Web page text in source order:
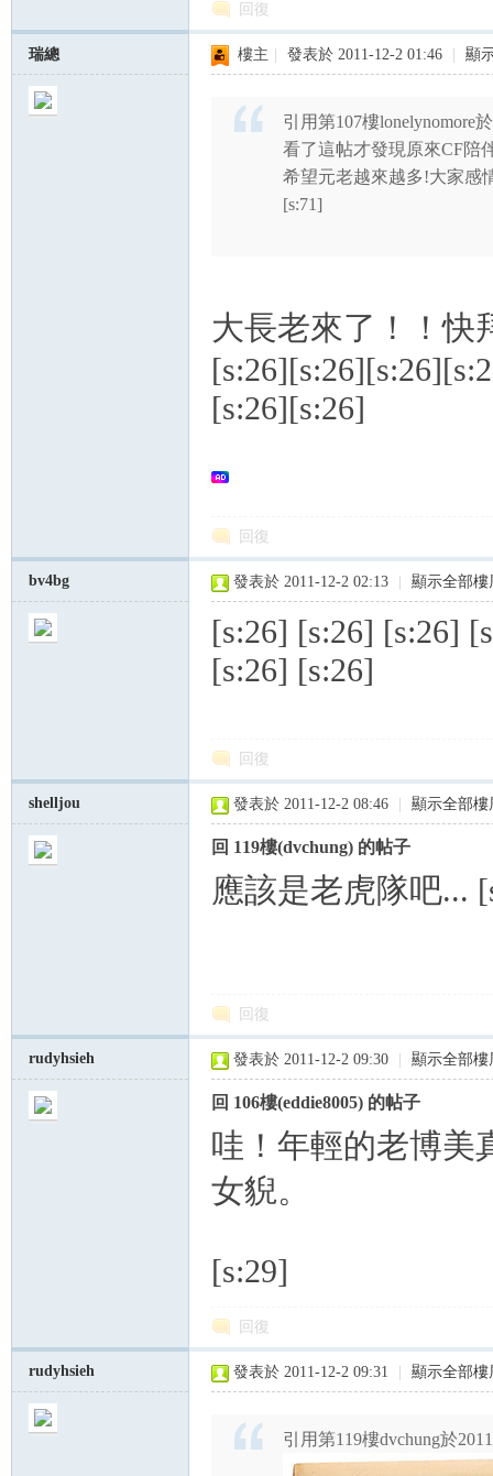
回復
瑞總 樓主 發表於 2011-12-2 01:46 顯
引用第107樓lonelynomore
看了這帖才發現原來CF陪
希望元老越來越多!大家感
[s:71]
大長老來了！！快
[s:26][s:26]
回復
bv4bg 發表於 2011-12-2 02:13 顯示全部樓
[s:26] [s:26] [s:26]
[s:26] [s:26]
回復
shelljou 發表於 2011-12-2 08:46 顯示全部樓
回 119樓(dvchung) 的帖子
應該是老虎隊吧...
回復
rudyhsieh 發表於 2011-12-2 09:30 顯示全部樓
回 106樓(eddie8005) 的帖子
哇！年輕的老博美
女貎。
[s:29]
回復
rudyhsieh 發表於 2011-12-2 09:31 顯示全部樓
引用第119樓dvchung於